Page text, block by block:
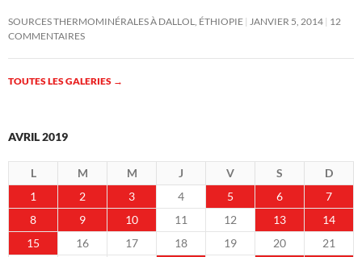
SOURCES THERMOMINÉRALES À DALLOL, ÉTHIOPIE JANVIER 5, 2014 12
COMMENTAIRES
TOUTES LES GALERIES →
AVRIL 2019
L M M J V S
D
1
2 3 4 5 6
7
8
9 10 11 12 13
14
15
16 17 18 19 20
21